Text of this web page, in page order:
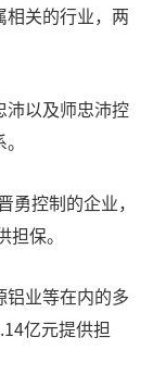
关的行业，两
沛以及师忠沛控
控制的企业，
保。
业等在内的多
亿元提供担